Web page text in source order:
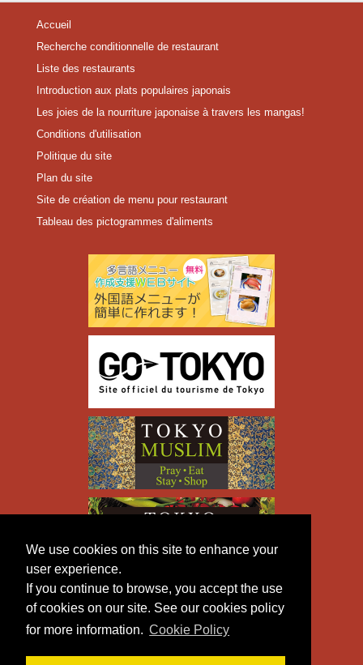
We use cookies on this site to enhance your
user experience.
If you continue to browse, you accept the use
of cookies on our site. See our cookies policy
for more information. Cookie Policy
Accueil
Recherche conditionnelle de restaurant
Liste des restaurants
Introduction aux plats populaires japonais
Les joies de la nourriture japonaise à travers les mangas!
Conditions d'utilisation
Politique du site
Plan du site
Site de création de menu pour restaurant
Tableau des pictogrammes d'aliments